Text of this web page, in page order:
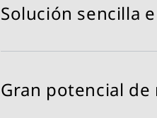
utiliza aceite de palma
Solución sencilla
Debido a la similitud
requerir
Gran potencial de